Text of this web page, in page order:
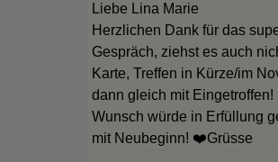
Liebe Lina Marie
Herzlichen Dank für das
Gespräch, ziehst es auch
Karte, Treffen in Kürze/im
dann gleich mit
Wunsch würde in Erfüllung
mit Neubeginn! ❤️Grüsse